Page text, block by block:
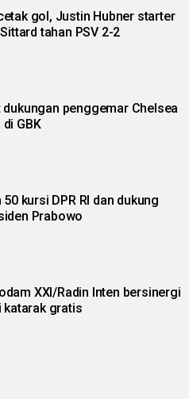
gol, Justin Hubner starter
tahan PSV 2-2
penggemar Chelsea
GBK
kursi DPR RI dan dukung
Prabowo
XXI/Radin Inten bersinergi
katarak gratis